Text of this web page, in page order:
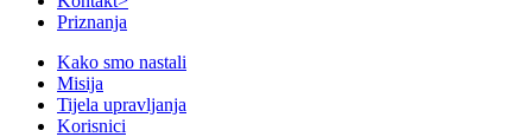
Priznanja
Kako smo nastali
Misija
Tijela upravljanja
Korisnici